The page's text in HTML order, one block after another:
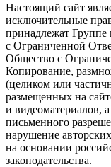
Настоящий сайт
исключительные
принадлежат
с Ограниченной
Общество с
Копирование,
(целиком или
размещенных на
и видеоматериалов,
письменного
нарушение
на основании
законодательства.